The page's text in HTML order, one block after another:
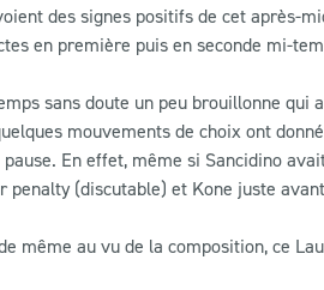
des signes positifs de cet après-
en première puis en seconde mi-
sans doute un peu brouillonne
mouvements de choix ont
En effet, même si Sancidino
penalty (discutable) et Kone juste
même au vu de la composition, ce